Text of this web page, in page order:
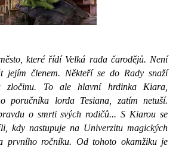
které řídí Velká rada čarodějů. Není
jejím členem. Někteří se do Rady snaží
zločinu. To ale hlavní hrdinka Kiara,
poručníka lorda Tesiana, zatím netuší.
o smrti svých rodičů... S Kiarou se
kdy nastupuje na Univerzitu magických
prvního ročníku. Od tohoto okamžiku je